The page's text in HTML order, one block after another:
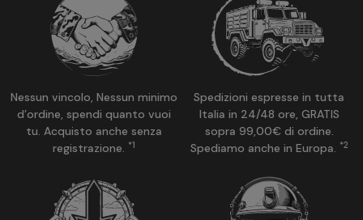
Nessun vincolo, Nessun minimo
d’ordine, spendi quanto vuoi
tu. Acquisto anche senza
registrazione. *1
Spedizioni espresse in tutta
Italia in 24/48 ore, GRATIS
sopra 99,00€ di ordine.
Spediamo anche in Europa. *2